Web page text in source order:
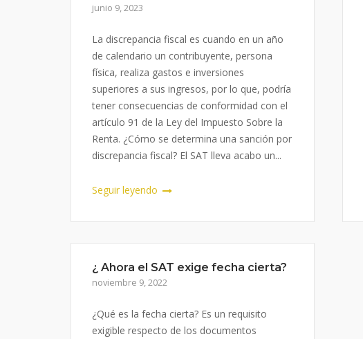
junio 9, 2023
La discrepancia fiscal es cuando en un año
de calendario un contribuyente, persona
física, realiza gastos e inversiones
superiores a sus ingresos, por lo que, podría
tener consecuencias de conformidad con el
artículo 91 de la Ley del Impuesto Sobre la
Renta. ¿Cómo se determina una sanción por
discrepancia fiscal? El SAT lleva acabo un...
Seguir leyendo
¿ Ahora el SAT exige fecha cierta?
noviembre 9, 2022
¿Qué es la fecha cierta? Es un requisito
exigible respecto de los documentos